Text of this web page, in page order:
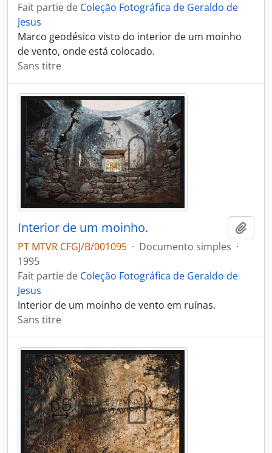
Fait partie de Coleção Fotográfica de Geraldo de
Jesus
Marco geodésico visto do interior de um moinho
de vento, onde está colocado.
Sans titre
Interior de um moinho.
PT MTVR CFGJ/B/001095 · Documento simples ·
1995
Fait partie de Coleção Fotográfica de Geraldo de
Jesus
Interior de um moinho de vento em ruínas.
Sans titre